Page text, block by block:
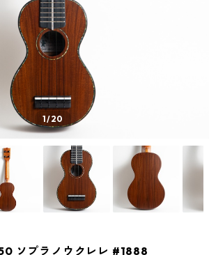
1/20
ソプラノウクレレ #1888